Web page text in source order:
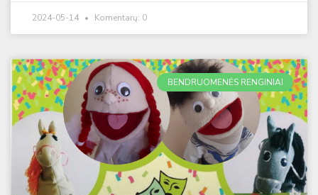
2024-05-14 Komentarų: 0
BENDRUOMENĖS RENGINIAI